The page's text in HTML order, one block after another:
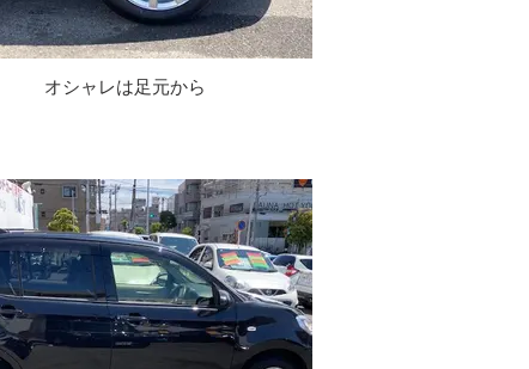
オシャレは足元から